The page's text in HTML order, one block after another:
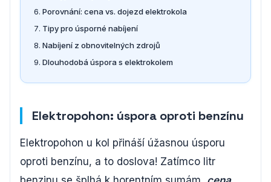
Porovnání: cena vs. dojezd elektrokola
Tipy pro úsporné nabíjení
Nabíjení z obnovitelných zdrojů
Dlouhodobá úspora s elektrokolem
Elektropohon: úspora oproti benzínu
Elektropohon u kol přináší úžasnou úsporu
oproti benzínu, a to doslova! Zatímco litr